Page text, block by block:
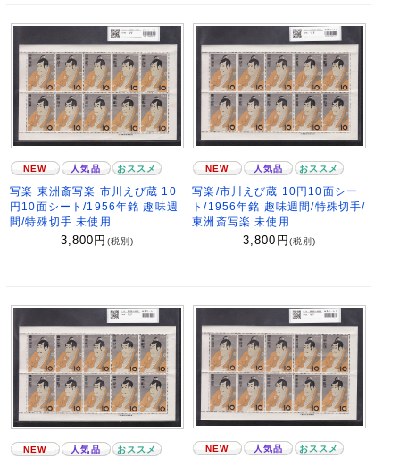
NEW 人気品 おススメ
写楽 東洲斎写楽 市川えび蔵 10
円10面シート/1956年銘 趣味週
間/特殊切手 未使用
3,800 円 (税別)
NEW 人気品 おススメ
写楽/市川えび蔵 10円10面シー
ト/1956年銘 趣味週間/特殊切手/
東洲斎写楽 未使用
3,800 円 (税別)
NEW 人気品 おススメ NEW 人気品 おススメ